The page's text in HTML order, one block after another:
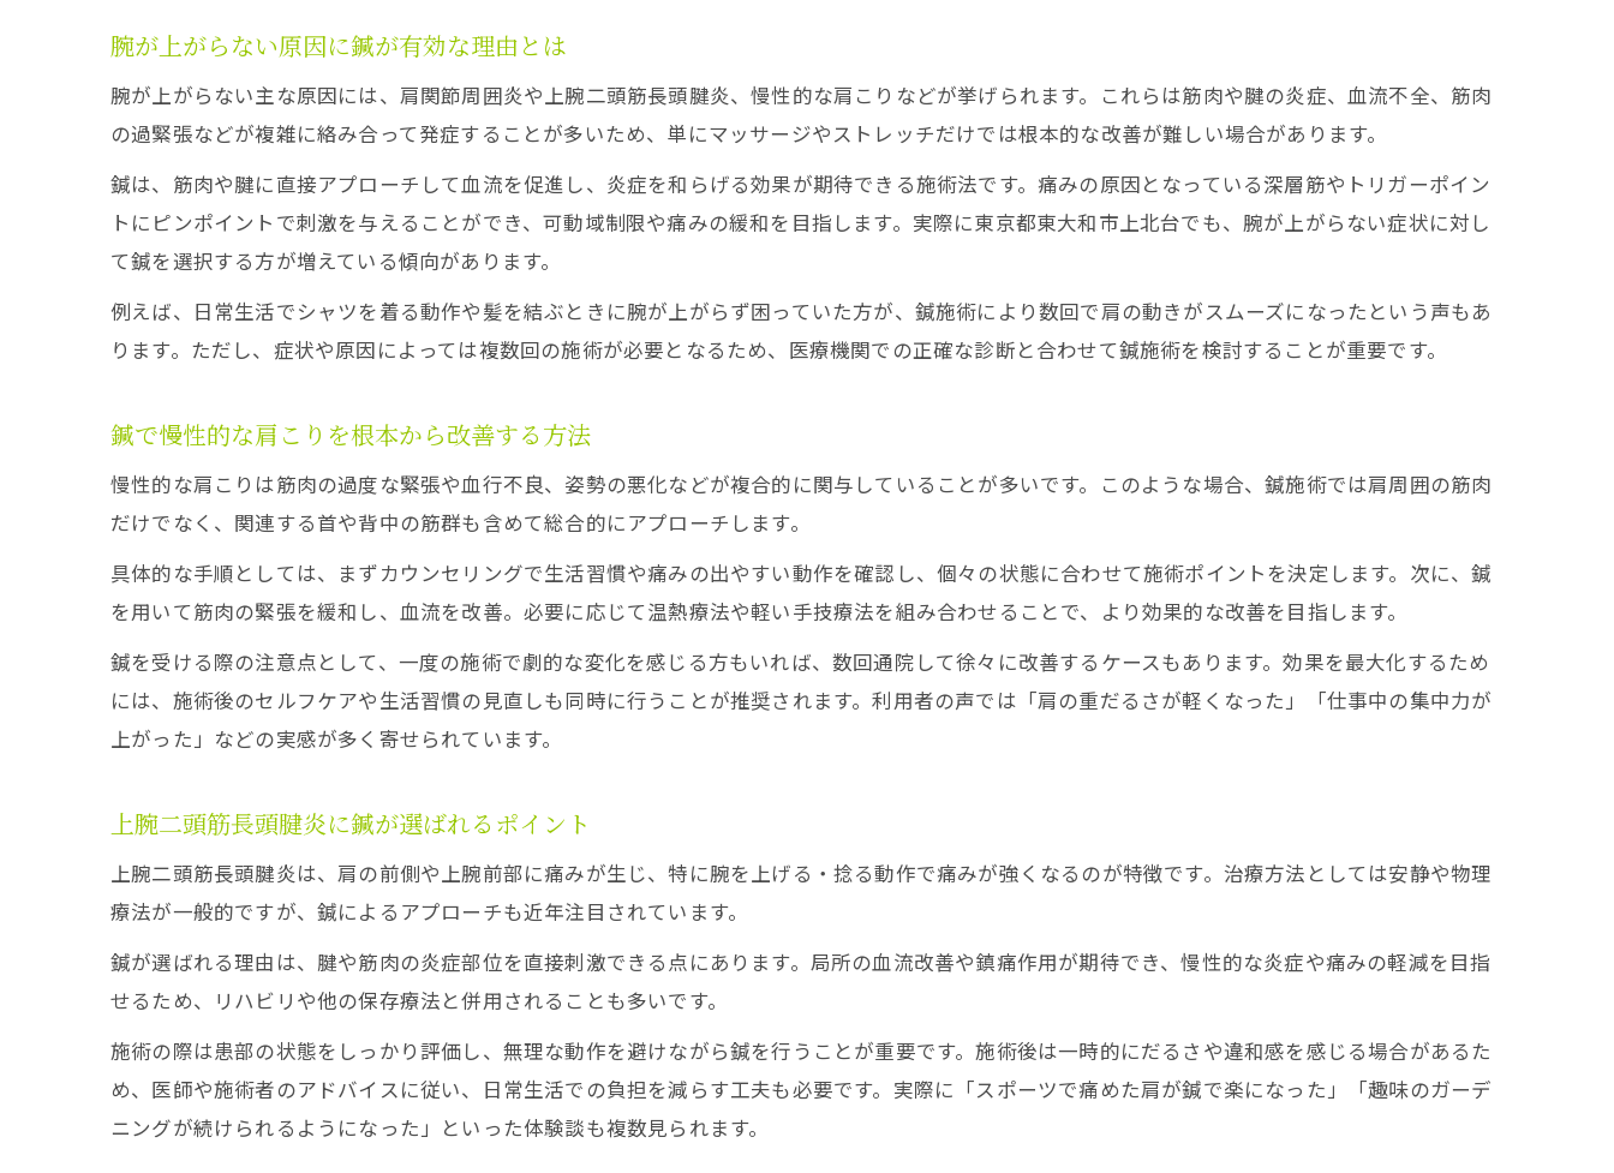
症状に合わせた鍼のアプローチ方法とは
患者ごとに異なる鍼の施術プランの立て方
肩こりと上腕二頭筋長頭腱炎に鍼が効く理由
肩こりに鍼が効く医学的な根拠を解説
鍼で筋緊張を緩和し痛みを和らげる仕組み
自律神経の調整に鍼施術が有効な理由
鍼施術後のだるさや微熱の正体を解説
体調変化は鍼の好転反応と考えてよいか
鍼の副作用と好転反応の違いを理解する
鍼施術後の眠気や不調時の対応方法とは
鍼の効果を最大にするための過ごし方
整体との違いから見る鍼治療の強みとは
姿勢改善と鍼の関係性について考える
鍼と整体の併用は症状ごとに有効性が異なる
効果実感までに必要な鍼の回数を徹底解説
鍼は何回で効果を感じやすいのか徹底解説
症状別に異なる鍼治療の回数と目安とは
鍼の回数や頻度はどのように決めるべきか
継続的な鍼施術で期待できる変化について
腕が上がらない原因に鍼が有効な理由とは
腕が上がらない主な原因には、肩関節周囲炎や上腕二頭筋長頭腱炎、慢性的な肩こりなどが挙げられます。これらは筋肉や腱の炎症、血流不全、筋肉
の過緊張などが複雑に絡み合って発症することが多いため、単にマッサージやストレッチだけでは根本的な改善が難しい場合があります。
鍼は、筋肉や腱に直接アプローチして血流を促進し、炎症を和らげる効果が期待できる施術法です。痛みの原因となっている深層筋やトリガーポイン
トにピンポイントで刺激を与えることができ、可動域制限や痛みの緩和を目指します。実際に東京都東大和市上北台でも、腕が上がらない症状に対し
て鍼を選択する方が増えている傾向があります。
例えば、日常生活でシャツを着る動作や髪を結ぶときに腕が上がらず困っていた方が、鍼施術により数回で肩の動きがスムーズになったという声もあ
ります。ただし、症状や原因によっては複数回の施術が必要となるため、医療機関での正確な診断と合わせて鍼施術を検討することが重要です。
鍼で慢性的な肩こりを根本から改善する方法
慢性的な肩こりは筋肉の過度な緊張や血行不良、姿勢の悪化などが複合的に関与していることが多いです。このような場合、鍼施術では肩周囲の筋肉
だけでなく、関連する首や背中の筋群も含めて総合的にアプローチします。
具体的な手順としては、まずカウンセリングで生活習慣や痛みの出やすい動作を確認し、個々の状態に合わせて施術ポイントを決定します。次に、鍼
を用いて筋肉の緊張を緩和し、血流を改善。必要に応じて温熱療法や軽い手技療法を組み合わせることで、より効果的な改善を目指します。
鍼を受ける際の注意点として、一度の施術で劇的な変化を感じる方もいれば、数回通院して徐々に改善するケースもあります。効果を最大化するため
には、施術後のセルフケアや生活習慣の見直しも同時に行うことが推奨されます。利用者の声では「肩の重だるさが軽くなった」「仕事中の集中力が
上がった」などの実感が多く寄せられています。
上腕二頭筋長頭腱炎に鍼が選ばれるポイント
上腕二頭筋長頭腱炎は、肩の前側や上腕前部に痛みが生じ、特に腕を上げる・捻る動作で痛みが強くなるのが特徴です。治療方法としては安静や物理
療法が一般的ですが、鍼によるアプローチも近年注目されています。
鍼が選ばれる理由は、腱や筋肉の炎症部位を直接刺激できる点にあります。局所の血流改善や鎮痛作用が期待でき、慢性的な炎症や痛みの軽減を目指
せるため、リハビリや他の保存療法と併用されることも多いです。
施術の際は患部の状態をしっかり評価し、無理な動作を避けながら鍼を行うことが重要です。施術後は一時的にだるさや違和感を感じる場合があるた
め、医師や施術者のアドバイスに従い、日常生活での負担を減らす工夫も必要です。実際に「スポーツで痛めた肩が鍼で楽になった」「趣味のガーデ
ニングが続けられるようになった」といった体験談も複数見られます。